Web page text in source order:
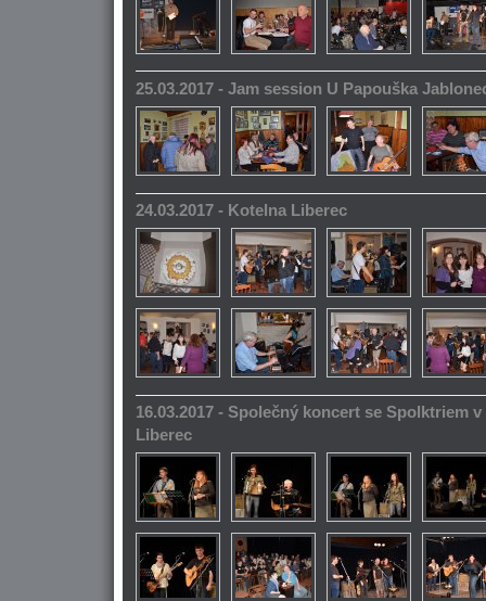
25.03.2017 - Jam session U Papouška
24.03.2017 - Kotelna Liberec
16.03.2017 - Společný koncert se Spolktriem
Liberec